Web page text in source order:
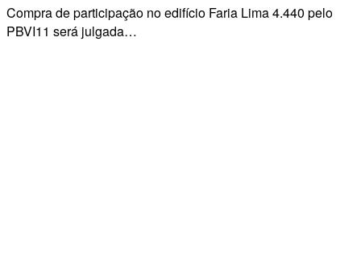
Compra de participação no edifício Faria Lima 4.440 pelo
PBVI11 será julgada…